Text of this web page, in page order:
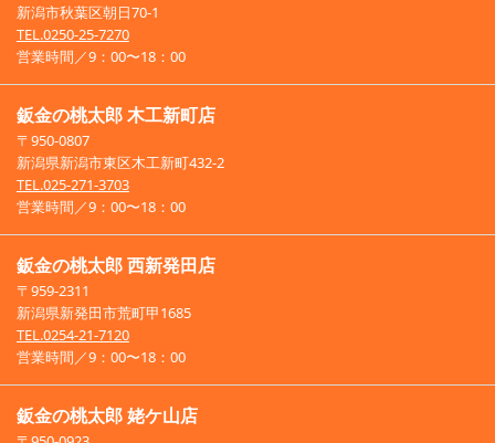
新潟市秋葉区朝日70-1
TEL.0250-25-7270
営業時間／9：00〜18：00
鈑金の桃太郎 木工新町店
〒950-0807
新潟県新潟市東区木工新町432-2
TEL.025-271-3703
営業時間／9：00〜18：00
鈑金の桃太郎 西新発田店
〒959-2311
新潟県新発田市荒町甲1685
TEL.0254-21-7120
営業時間／9：00〜18：00
鈑金の桃太郎 姥ケ山店